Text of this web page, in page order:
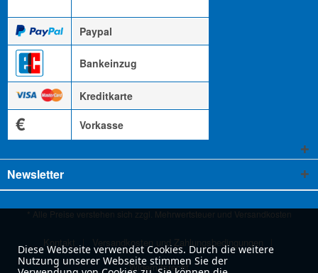
Paypal
Bankeinzug
Kreditkarte
€ Vorkasse
Newsletter
* Alle Preise verstehen sich zzgl. Mehrwertsteuer und Versandkosten
Kontakt
Versandkosten und Zahlungsbedingungen
Widerrufsrecht
Diese Webseite verwendet Cookies. Durch die weitere
Nutzung unserer Webseite stimmen Sie der